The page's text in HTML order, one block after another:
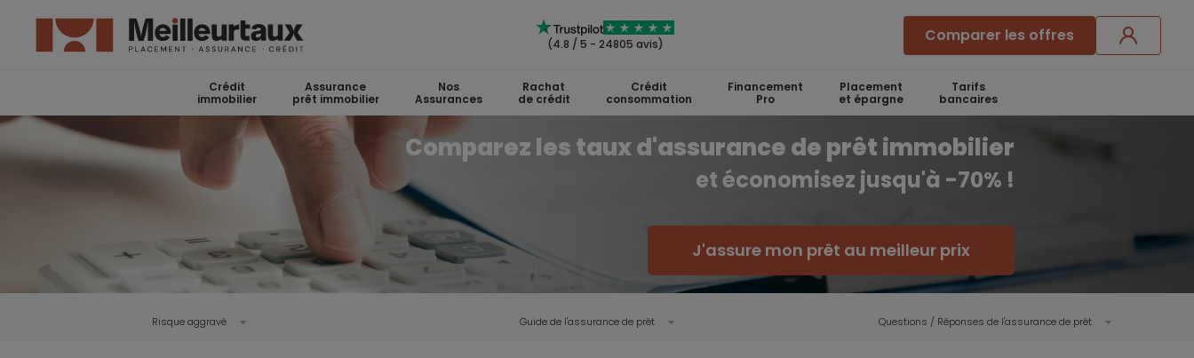
(4.8 / 5 - 24805 avis) Comparer les offres
Crédit
immobilier
Assurance
prêt immobilier
Nos
Assurances
Rachat
de crédit
Crédit
consommation
Financement
Pro
Placement
et épargne
Tarifs
bancaires
Comparez les taux d'assurance de prêt immobilier
et économisez jusqu'à -70% !
J'assure mon prêt au meilleur prix
Risque aggravé Guide de l'assurance de prêt Questions / Réponses de l'assurance de prêt